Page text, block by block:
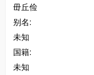
毌丘俭
别名:
未知
国籍:
未知